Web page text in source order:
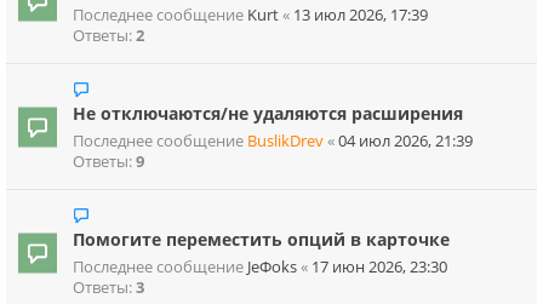
Последнее сообщение Kurt« 13 июл 2026, 17:39
Ответы:2
Не отключаются/не удаляются расширения
Последнее сообщение BuslikDrev«04 июл 2026, 21:39
Ответы:9
Помогите переместить опций в карточке
Последнее сообщение JeФoks« 17 июн 2026, 23:30
Ответы:3